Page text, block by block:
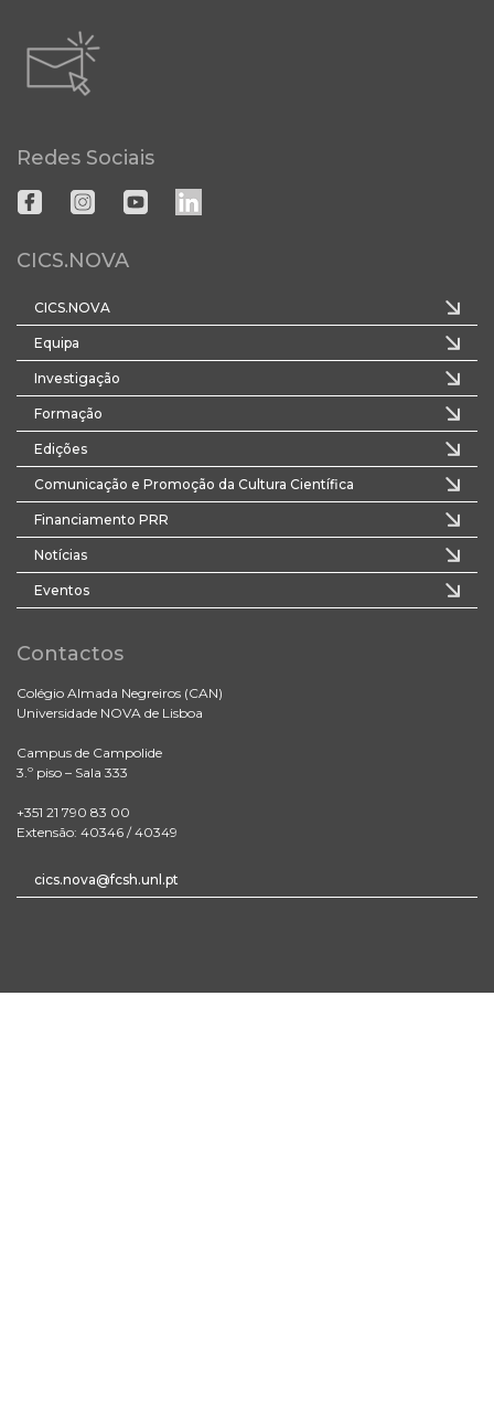
Redes Sociais
CICS.NOVA
CICS.NOVA
Equipa
Investigação
Formação
Edições
Comunicação e Promoção da Cultura Científica
Financiamento PRR
Notícias
Eventos
Contactos
Colégio Almada Negreiros (CAN)
Universidade NOVA de Lisboa
Campus de Campolide
3.º piso – Sala 333
+351 21 790 83 00
Extensão: 40346 / 40349
cics.nova@fcsh.unl.pt